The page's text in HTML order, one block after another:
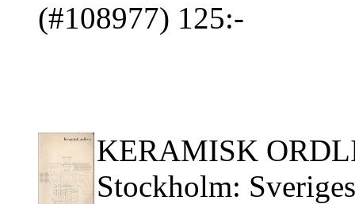
(#108977) 125:-
KERAMISK
Stockholm: